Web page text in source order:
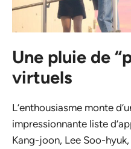
Une pluie de
virtuels
L’enthousiasme monte
impressionnante liste
Kang-joon, Lee Soo-